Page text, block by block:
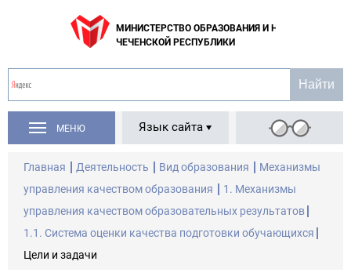
МИНИСТЕРСТВО ОБРАЗОВАНИЯ И НАУКИ
ЧЕЧЕНСКОЙ РЕСПУБЛИКИ
МЕНЮ Язык сайта
Главная Деятельность Вид образования
Механизмы
управления качеством образования
1. Механизмы
управления качеством образовательных результатов
1.1. Система оценки качества подготовки обучающихся
Цели и задачи